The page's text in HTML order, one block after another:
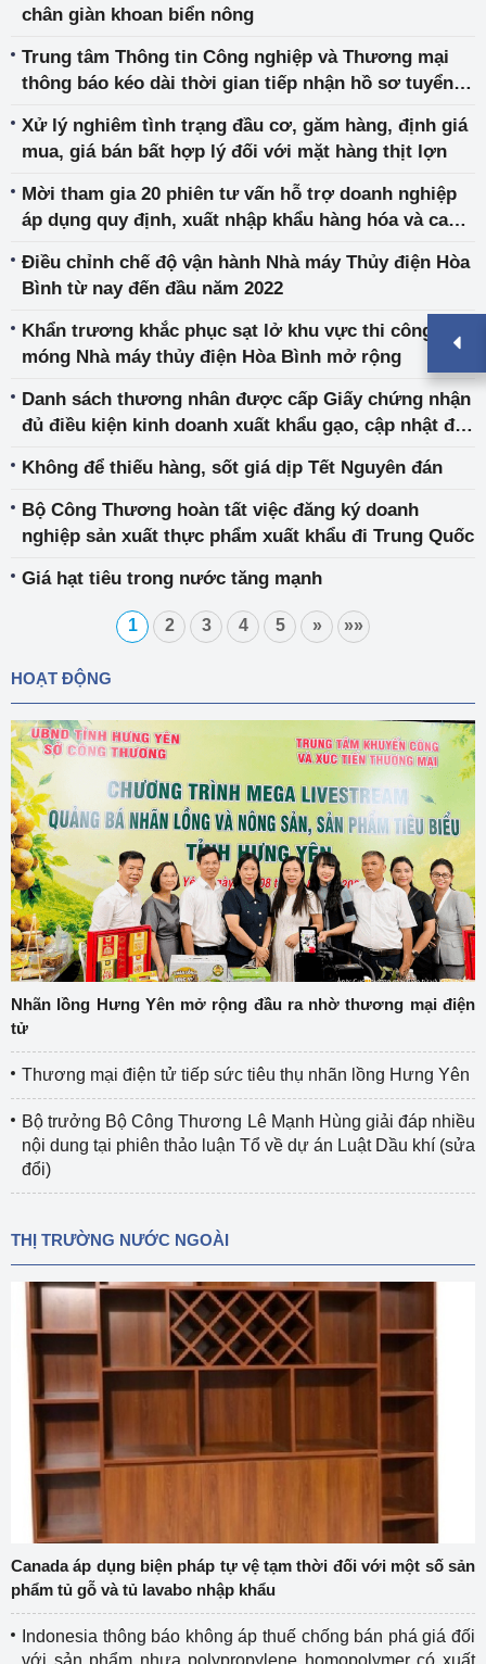
chân giàn khoan biển nông
Trung tâm Thông tin Công nghiệp và Thương mại
thông báo kéo dài thời gian tiếp nhận hồ sơ tuyển
Xử lý nghiêm tình trạng đầu cơ, găm hàng, định giá
mua, giá bán bất hợp lý đối với mặt hàng thịt lợn
Mời tham gia 20 phiên tư vấn hỗ trợ doanh nghiệp
áp dụng quy định, xuất nhập khẩu hàng hóa và cam
Điều chỉnh chế độ vận hành Nhà máy Thủy điện Hòa
Bình từ nay đến đầu năm 2022
Khẩn trương khắc phục sạt lở khu vực thi công hố
móng Nhà máy thủy điện Hòa Bình mở rộng
Danh sách thương nhân được cấp Giấy chứng nhận
đủ điều kiện kinh doanh xuất khẩu gạo, cập nhật đến
Không để thiếu hàng, sốt giá dịp Tết Nguyên đán
Bộ Công Thương hoàn tất việc đăng ký doanh
nghiệp sản xuất thực phẩm xuất khẩu đi Trung Quốc
Giá hạt tiêu trong nước tăng mạnh
1 2 3 4 5 » »»
HOẠT ĐỘNG
Nhãn lồng Hưng Yên mở rộng đầu ra nhờ thương mại điện
tử
Thương mại điện tử tiếp sức tiêu thụ nhãn lồng Hưng Yên
Bộ trưởng Bộ Công Thương Lê Mạnh Hùng giải đáp nhiều
nội dung tại phiên thảo luận Tổ về dự án Luật Dầu khí (sửa
đổi)
THỊ TRƯỜNG NƯỚC NGOÀI
Canada áp dụng biện pháp tự vệ tạm thời đối với một số sản
phẩm tủ gỗ và tủ lavabo nhập khẩu
Indonesia thông báo không áp thuế chống bán phá giá đối
với sản phẩm nhựa polypropylene homopolymer có xuất